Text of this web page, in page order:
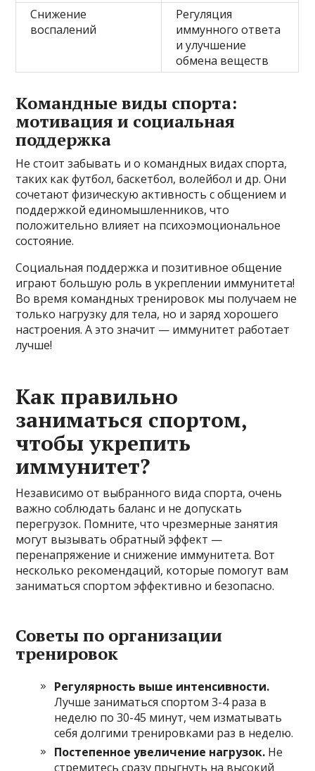
Снижение
воспалений
Регуляция
иммунного ответа
и улучшение
обмена веществ
Командные виды спорта:
мотивация и социальная
поддержка
Не стоит забывать и о командных видах спорта,
таких как футбол, баскетбол, волейбол и др. Они
сочетают физическую активность с общением и
поддержкой единомышленников, что
положительно влияет на психоэмоциональное
состояние.
Социальная поддержка и позитивное общение
играют большую роль в укреплении иммунитета!
Во время командных тренировок мы получаем не
только нагрузку для тела, но и заряд хорошего
настроения. А это значит — иммунитет работает
лучше!
Как правильно
заниматься спортом,
чтобы укрепить
иммунитет?
Независимо от выбранного вида спорта, очень
важно соблюдать баланс и не допускать
перегрузок. Помните, что чрезмерные занятия
могут вызывать обратный эффект —
перенапряжение и снижение иммунитета. Вот
несколько рекомендаций, которые помогут вам
заниматься спортом эффективно и безопасно.
Советы по организации
тренировок
Регулярность выше интенсивности.
Лучше заниматься спортом 3-4 раза в
неделю по 30-45 минут, чем изматывать
себя долгими тренировками раз в неделю.
Постепенное увеличение нагрузок. Не
стремитесь сразу прыгнуть на высокий